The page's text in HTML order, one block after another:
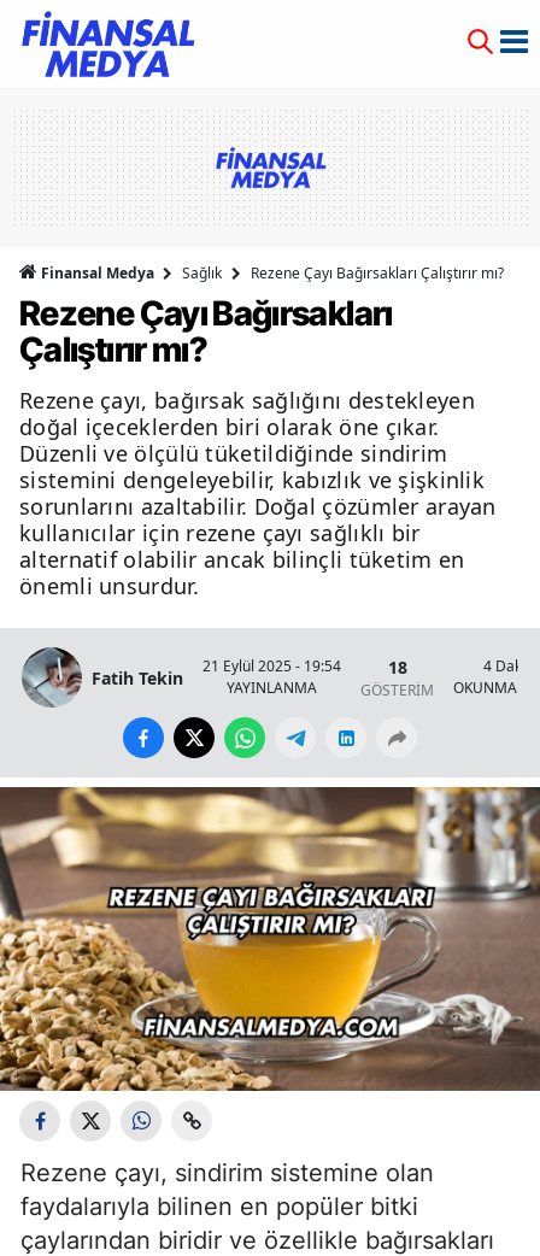
Finansal Medya Sağlık Rezene Çayı Bağırsakları Çalıştırır mı?
Rezene Çayı Bağırsakları
Çalıştırır mı?
Rezene çayı, bağırsak sağlığını destekleyen
doğal içeceklerden biri olarak öne çıkar.
Düzenli ve ölçülü tüketildiğinde sindirim
sistemini dengeleyebilir, kabızlık ve şişkinlik
sorunlarını azaltabilir. Doğal çözümler arayan
kullanıcılar için rezene çayı sağlıklı bir
alternatif olabilir ancak bilinçli tüketim en
önemli unsurdur.
Fatih Tekin
21 Eylül 2025 - 19:54
YAYINLANMA
18
GÖSTERİM
4 Dakika
OKUNMA
Rezene çayı, sindirim sistemine olan
faydalarıyla bilinen en popüler bitki
çaylarından biridir ve özellikle bağırsakları